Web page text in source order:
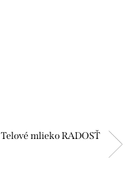
Telové mlieko RADOSŤ